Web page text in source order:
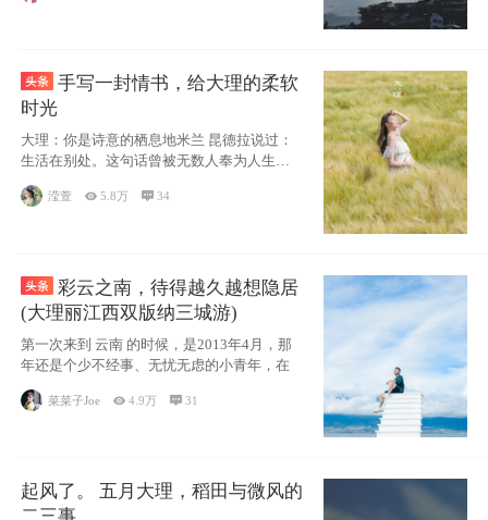
手写一封情书，给大理的柔软
时光
大理：你是诗意的栖息地米兰 昆德拉说过：
生活在别处。这句话曾被无数人奉为人生信
条，并
滢萱 5.8万 34
彩云之南，待得越久越想隐居
(大理丽江西双版纳三城游)
第一次来到 云南 的时候，是2013年4月，那
年还是个少不经事、无忧无虑的小青年，在
菜菜子Joe 4.9万  31
起风了。 五月大理，稻田与微风的